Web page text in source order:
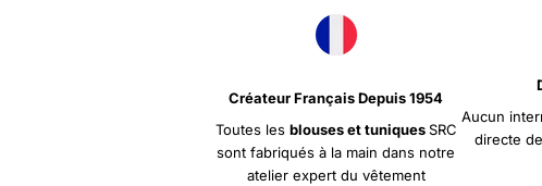
Créateur Français Depuis 1954
Toutes les blouses et tuniquesSRC
sont fabriqués à la main dans notre
atelier expert du vêtement
Aucun
directe